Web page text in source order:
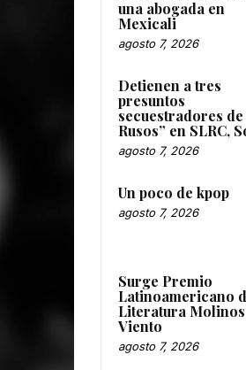
una abogada en
Mexicali
agosto 7, 2026
Detienen a tres
presuntos
secuestradores de
Rusos” en SLRC,
agosto 7, 2026
Un poco de kpop
agosto 7, 2026
Surge Premio
Latinoamericano
Literatura
Viento
agosto 7, 2026